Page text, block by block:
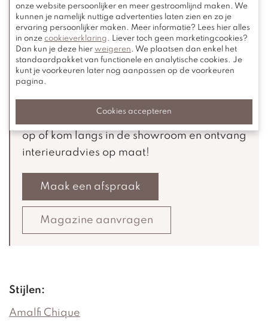
Een passende stof of duo-stoffering
De juiste kleurcombinatie
Toepassing binnen jouw interieurstijl
Graag persoonlijk advies? Neem
op of kom langs in de showroom en ontvang
interieuradvies op maat!
Maak een afspraak
Magazine aanvragen
Stijlen:
Amalfi Chique
onze website persoonlijker en meer gestroomlijnd maken. We
kunnen je namelijk nuttige advertenties laten zien en zo je
ervaring persoonlijker maken. Meer informatie? Lees hier alles
in onze cookieverklaring . Liever toch geen marketingcookies?
Dan kun je deze hier weigeren . We plaatsen dan enkel het
standaardpakket van functionele en analytische cookies. Je
kunt je voorkeuren later nog aanpassen op de voorkeuren
pagina.
Cookies accepteren